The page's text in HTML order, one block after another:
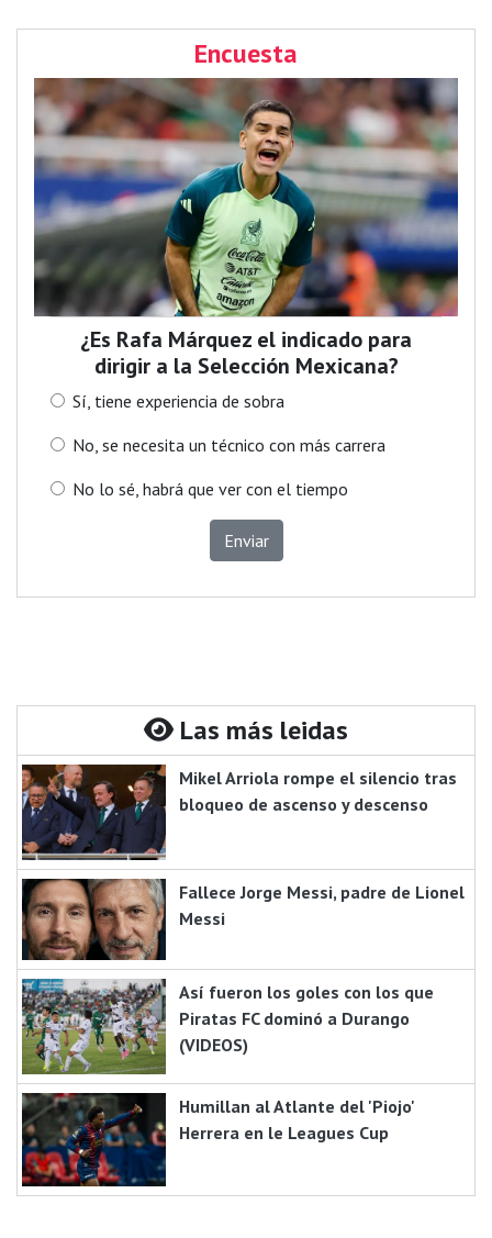
Encuesta
¿Es Rafa Márquez el indicado para
dirigir a la Selección Mexicana?
Sí, tiene experiencia de sobra
No, se necesita un técnico con más carrera
No lo sé, habrá que ver con el tiempo
Enviar
Las más leidas
Mikel Arriola rompe el silencio tras
bloqueo de ascenso y descenso
Fallece Jorge Messi, padre de Lionel
Messi
Así fueron los goles con los que
Piratas FC dominó a Durango
(VIDEOS)
Humillan al Atlante del 'Piojo'
Herrera en le Leagues Cup